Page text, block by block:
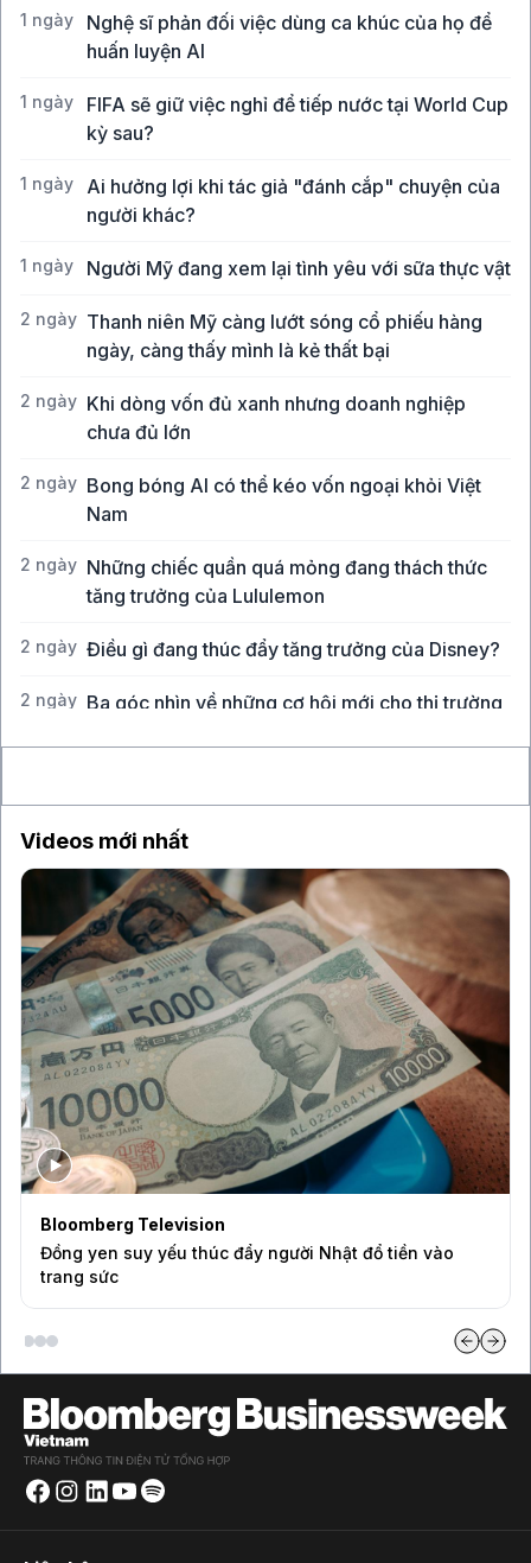
1 ngày
Nghệ sĩ phản đối việc dùng ca khúc của họ để
huấn luyện AI
1 ngày
FIFA sẽ giữ việc nghỉ để tiếp nước tại World Cup
kỳ sau?
1 ngày
Ai hưởng lợi khi tác giả "đánh cắp" chuyện của
người khác?
1 ngày Người Mỹ đang xem lại tình yêu với sữa thực vật
2 ngày Thanh niên Mỹ càng lướt sóng cổ phiếu hàng
ngày, càng thấy mình là kẻ thất bại
2 ngày Khi dòng vốn đủ xanh nhưng doanh nghiệp
chưa đủ lớn
2 ngày Bong bóng AI có thể kéo vốn ngoại khỏi Việt
Nam
2 ngày Những chiếc quần quá mỏng đang thách thức
tăng trưởng của Lululemon
2 ngày Điều gì đang thúc đẩy tăng trưởng của Disney?
2 ngày Ba góc nhìn về những cơ hội mới cho thị trường
Videos mới nhất
Bloomberg Television
Đồng yen suy yếu thúc đẩy người Nhật đổ tiền vào
trang sức